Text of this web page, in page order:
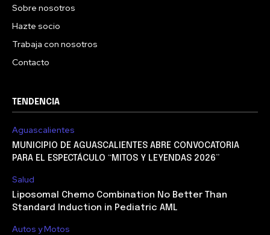
Sobre nosotros
Hazte socio
Trabaja con nosotros
Contacto
TENDENCIA
Aguascalientes
MUNICIPIO DE AGUASCALIENTES ABRE CONVOCATORIA
PARA EL ESPECTÁCULO “MITOS Y LEYENDAS 2026”
Salud
Liposomal Chemo Combination No Better Than
Standard Induction in Pediatric AML
Autos y Motos